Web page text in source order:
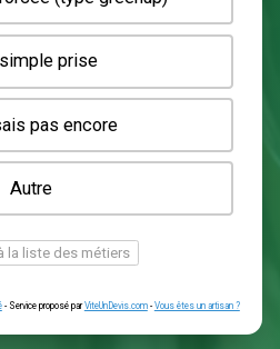
en triphasé (22kW)
en monophasé (7kW)
renforcée (type greenup)
Une simple prise
ne sais pas encore